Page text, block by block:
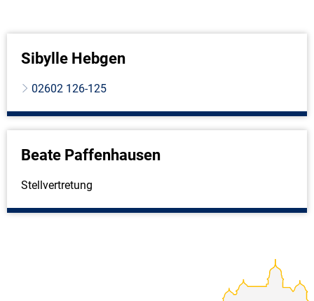
Sibylle Hebgen
02602 126-125
Beate Paffenhausen
Stellvertretung